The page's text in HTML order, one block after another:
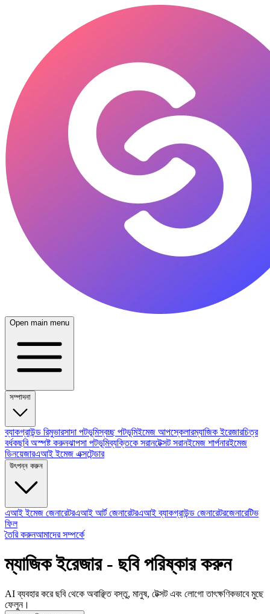
Open main menu
সম্পাদনা
ব্যাকগ্রাউন্ড রিমুভারসাদা পটভূমিস্বচ্ছ পটভূমিইমেজ আপস্কেলারম্যাজিক ইরেজারচিত্র
বর্ধকছবি অস্পষ্ট করুনঝাপসা পটভূমিব্যক্তিকে সরানটেক্সট সরানইমেজ শার্পনারইমেজ
ডিনয়েজারএআই ইমেজ এক্সটেন্ডার
উৎপন্ন করুন
এআই ইমেজ জেনারেটরএআই আর্ট জেনারেটরএআই ব্যাকগ্রাউন্ড জেনারেটরজেনারেটিভ
ফিল
তৈরি করুনআমাদের সম্পর্কে
ম্যাজিক ইরেজার - ছবি পরিষ্কার করুন
AI ব্যবহার করে ছবি থেকে অবাঞ্ছিত বস্তু, মানুষ, টেক্সট এবং লোগো তাৎক্ষণিকভাবে মুছে
ফেলুন।